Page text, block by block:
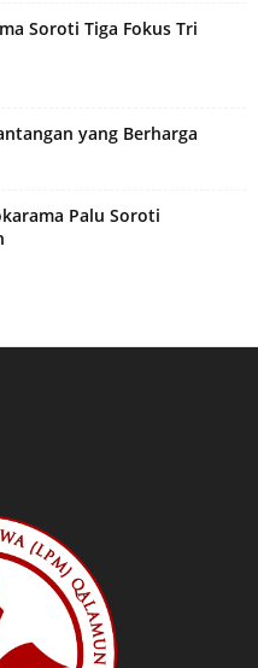
Soroti Tiga Fokus Tri
yang Berharga
Palu Soroti